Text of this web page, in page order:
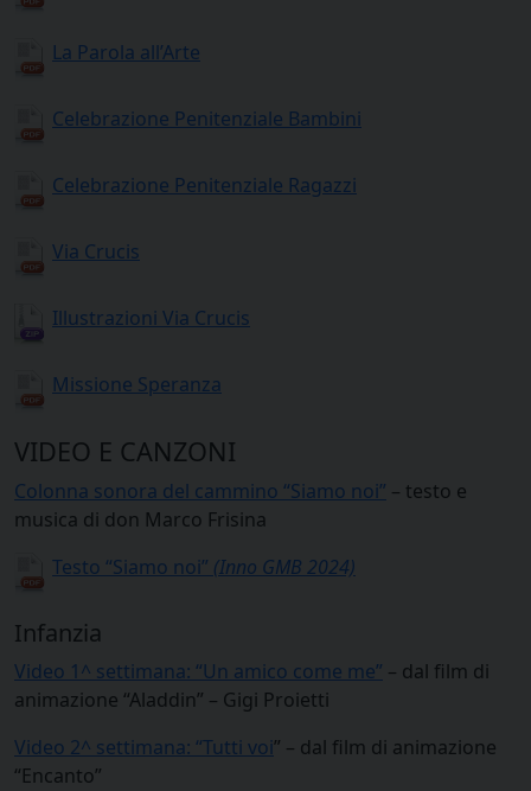
La Parola all’Arte
Celebrazione Penitenziale Bambini
Celebrazione Penitenziale Ragazzi
Via Crucis
Illustrazioni Via Crucis
Missione Speranza
VIDEO E CANZONI
Colonna sonora del cammino “Siamo noi” – testo e
musica di don Marco Frisina
Testo “Siamo noi” (Inno GMB 2024)
Infanzia
Video 1^ settimana: “Un amico come me” – dal film di
animazione “Aladdin” – Gigi Proietti
Video 2^ settimana: “Tutti voi” – dal film di animazione
“Encanto”